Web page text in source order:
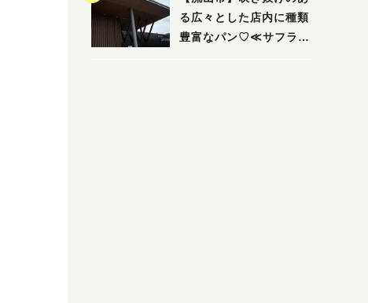
る広々とした店内に種類
豊富なパン♡≪サフラン